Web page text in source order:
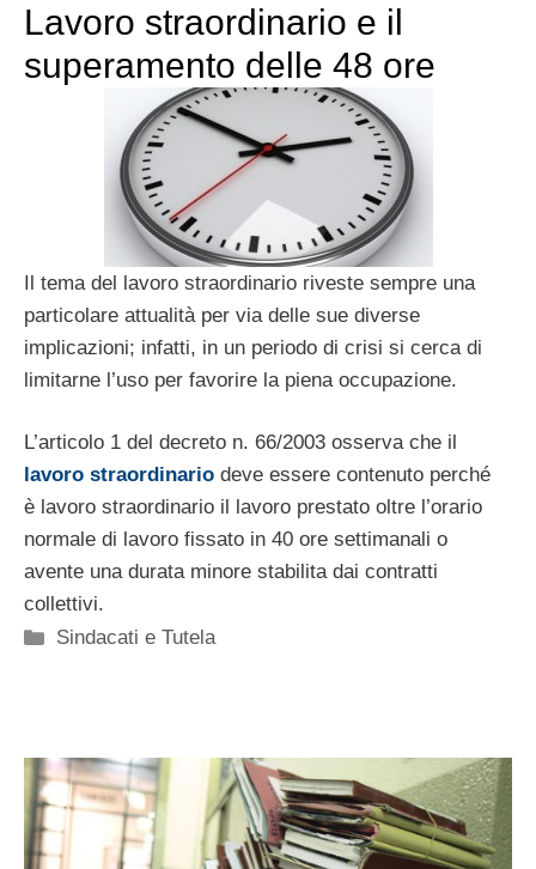
Lavoro straordinario e il
superamento delle 48 ore
Il tema del lavoro straordinario riveste sempre una
particolare attualità per via delle sue diverse
implicazioni; infatti, in un periodo di crisi si cerca di
limitarne l’uso per favorire la piena occupazione.
L’articolo 1 del decreto n. 66/2003 osserva che il
lavoro straordinario deve essere contenuto perché
è lavoro straordinario il lavoro prestato oltre l’orario
normale di lavoro fissato in 40 ore settimanali o
avente una durata minore stabilita dai contratti
collettivi.
Categorie
Sindacati e Tutela